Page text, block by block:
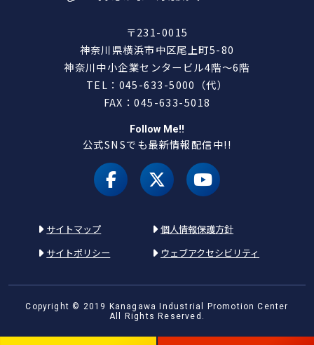
〒231-0015
神奈川県横浜市中区尾上町5-80
神奈川中小企業センタービル4階～6階
TEL：045-633-5000（代）
FAX：045-633-5018
Follow Me!!
公式SNSでも最新情報配信中!!
facebookX（旧 twitter）
youtube
サイトマップ
個人情報保護方針
サイトポリシー
ウェブアクセシビリティ
Copyright © 2019 Kanagawa Industrial Promotion Center
All Rights Reserved.